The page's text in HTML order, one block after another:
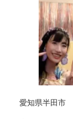
愛知県半田市